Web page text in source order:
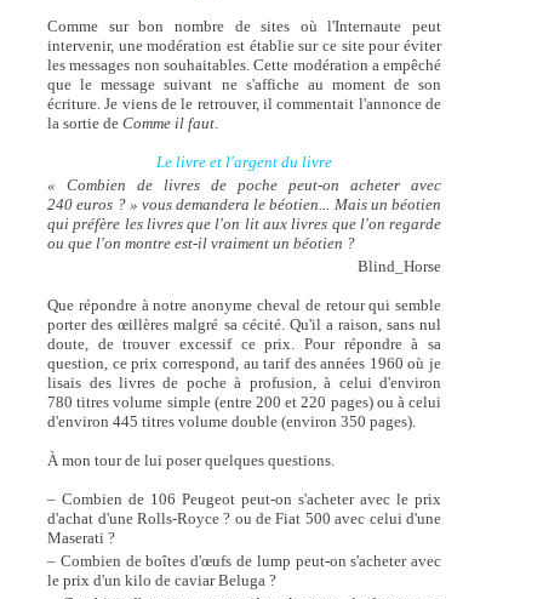
Comme sur bon nombre de sites où l'Internaute peut
intervenir, une modération est établie sur ce site pour éviter
les messages non souhaitables. Cette modération a empêché
que le message suivant ne s'affiche au moment de son
écriture. Je viens de le retrouver, il commentait l'annonce de
la sortie deComme il faut
Le livre et l'argent du livre
« Combien de livres de poche peut-on acheter avec
240 euros ? » vous demandera le béotien... Mais un béotien
qui préfère les livres que l'on lit aux livres que l'on regarde
ou que l'on montre est-il vraiment un béotien ?
Blind_Horse
Que répondre à notre anonyme cheval de retour qui semble
porter des œillères malgré sa cécité. Qu'il a raison, sans nul
doute, de trouver excessif ce prix. Pour répondre à sa
question, ce prix correspond, au tarif des années 1960 où je
lisais des livres de poche à profusion, à celui d'environ
780 titres volume simple (entre 200 et 220 pages) ou à celui
d'environ 445 titres volume double (environ 350 pages).
À mon tour de lui poser quelques questions.
– Combien de 106 Peugeot peut-on s'acheter avec le prix
d'achat d'une Rolls-Royce ? ou de Fiat 500 avec celui d'une
Maserati ?
– Combien de boîtes d'œufs de lump peut-on s'acheter avec
le prix d'un kilo de caviar Beluga ?